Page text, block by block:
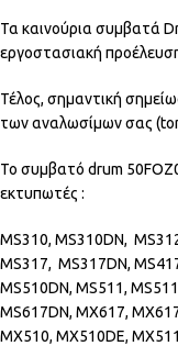
Τα καινούρια συμβατά
εργοστασιακή
Τέλος, σημαντική
των αναλωσίμων σας
Το συμβατό drum
εκτυπωτές :
MS310, MS310DN,
MS317, MS317DN,
MS510DN, MS511,
MS617DN, MX617,
MX510, MX510DE,